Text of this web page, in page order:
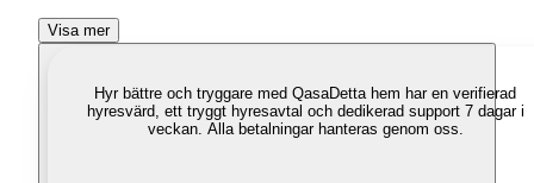
Visa mer
Hyr bättre och tryggare med QasaDetta hem har en verifierad
hyresvärd, ett tryggt hyresavtal och dedikerad support 7 dagar i
veckan. Alla betalningar hanteras genom oss.